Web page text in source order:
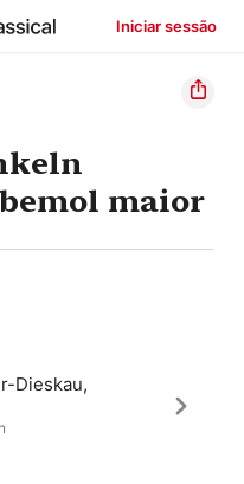
Iniciar sessão
maior
Dieskau,